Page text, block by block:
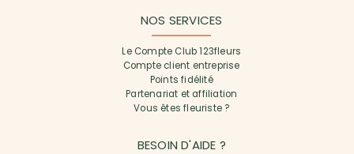
NOS SERVICES
Le Compte Club 123fleurs
Compte client entreprise
Points fidélité
Partenariat et affiliation
Vous êtes fleuriste ?
BESOIN D'AIDE ?